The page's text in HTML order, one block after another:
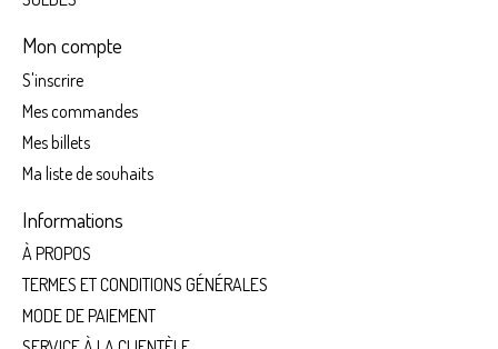
Mon compte
S'inscrire
Mes commandes
Mes billets
Ma liste de souhaits
Informations
À PROPOS
TERMES ET CONDITIONS GÉNÉRALES
MODE DE PAIEMENT